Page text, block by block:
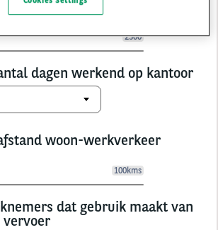
in NL
2500
dagen werkend op kantoor
woon-werkverkeer
100kms
dat gebruik maakt van
vervoer